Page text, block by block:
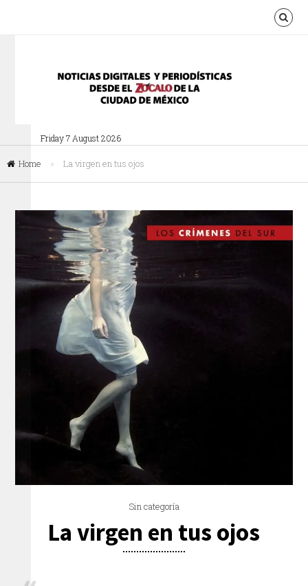
Friday 7 August 2026
Home » La virgen en tus ojos
Sin categoría
La virgen en tus ojos